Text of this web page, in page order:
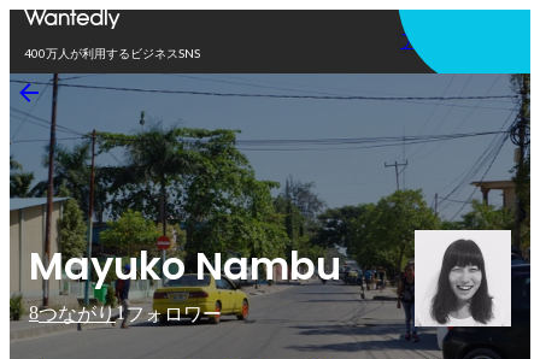
400万人が利用するビジネスSNS
アプリを使う
Mayuko Nambu
8つながり1フォロワー